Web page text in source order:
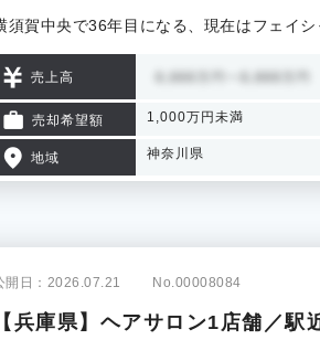
須賀中央で36年目になる、現在はフェイ
売上高
売却希望額 1,000万円未満
地域 神奈川県
開日：2026.07.21 No.00008084
兵庫県】ヘアサロン1店舗／駅